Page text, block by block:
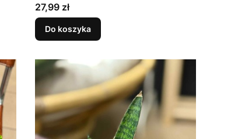
Cena
27,99 zł
Do koszyka